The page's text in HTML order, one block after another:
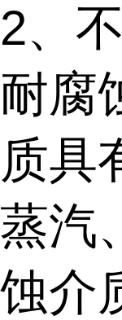
2、
耐腐
质具
蒸汽
蚀介